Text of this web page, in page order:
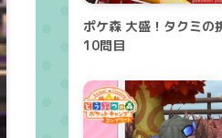
ポケ森 大盛！タクミの
10問目